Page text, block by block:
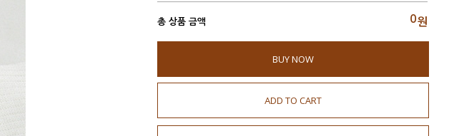
총 상품 금액 0원
BUY NOW
ADD TO CART